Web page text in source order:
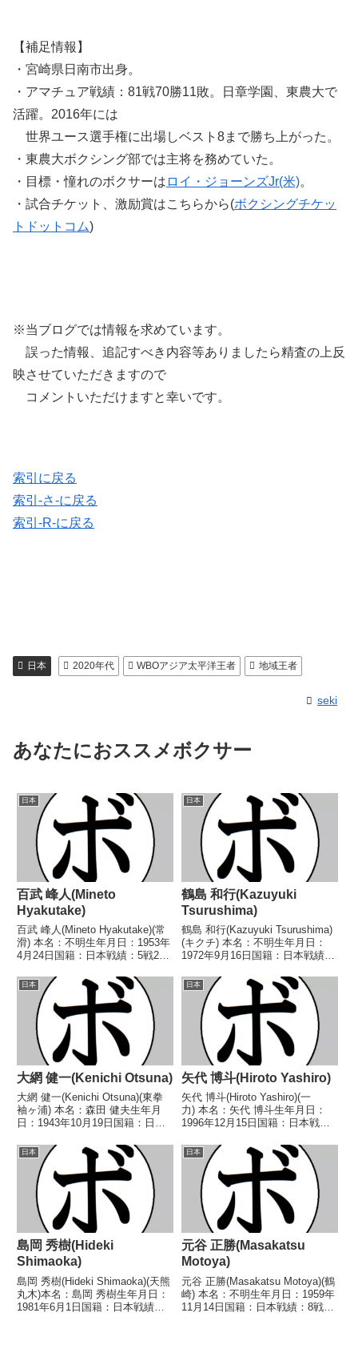
【補足情報】
・宮崎県日南市出身。
・アマチュア戦績：81戦70勝11敗。日章学園、東農大で
活躍。2016年には
世界ユース選手権に出場しベスト8まで勝ち上がった。
・東農大ボクシング部では主将を務めていた。
・目標・憧れのボクサーは ロイ・ジョーンズJr(米)。
・試合チケット、激励賞はこちらから(ボクシングチケッ
トドットコム)
※当ブログでは情報を求めています。
誤った情報、追記すべき内容等ありましたら精査の上反
映させていただきますので
コメントいただけますと幸いです。
索引に戻る
索引-さ-に戻る
索引-R-に戻る
日本 2020年代 WBOアジア太平洋王者 地域王者
seki
あなたにおススメボクサー
日本
百武 峰人(Mineto
Hyakutake)
百武 峰人(Mineto Hyakutake)(常
滑) 本名：不明生年月日：1953年
4月24日国籍：日本戦績：5戦2勝
し 【戦歴】1970/07/06 ●4R判
定 (採点不明) 片山 雅光(松
田)19...
日本
鶴島 和行(Kazuyuki
Tsurushima)
鶴島 和行(Kazuyuki Tsurushima)
(キクチ) 本名：不明生年月日：
1972年9月16日国籍：日本戦績：
なし 【戦歴】1994/06/07 △4R
判定 1-1(40-38、38-38、38...
日本
大網 健一(Kenichi Otsuna)
大網 健一(Kenichi Otsuna)(東拳
袖ヶ浦) 本名：森田 健夫生年月
日：1943年10月19日国籍：日本
得タイトル】なし 【戦歴】
1963/09/06 ●4RTKO 鈴木 繁
(金平)196...
日本
矢代 博斗(Hiroto Yashiro)
矢代 博斗(Hiroto Yashiro)(一
力) 本名：矢代 博斗生年月日：
1996年12月15日国籍：日本戦
ル】なし 【戦歴】2019/09/02
○2RTKO アドゥンデット・サイ
トーンジム(タイ)...
日本
島岡 秀樹(Hideki
Shimaoka)
島岡 秀樹(Hideki Shimaoka)(天熊
丸木)本名：島岡 秀樹生年月日：
1981年6月1日国籍：日本戦績：4
日本
元谷 正勝(Masakatsu
Motoya)
元谷 正勝(Masakatsu Motoya)(鶴
崎) 本名：不明生年月日：1959年
11月14日国籍：日本戦績：8戦3